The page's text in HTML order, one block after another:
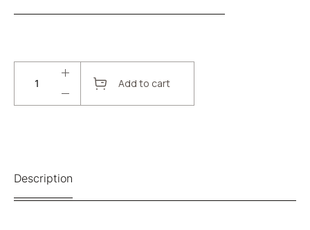
Add to cart
Description